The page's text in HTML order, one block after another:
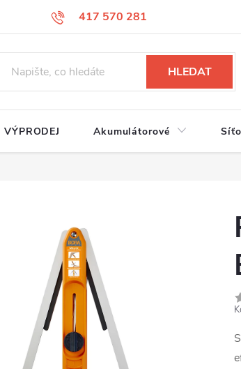
417 570 281
Podmínky ochrany osobních údajů
HLEDAT
VÝPRODEJ Akumulátorové